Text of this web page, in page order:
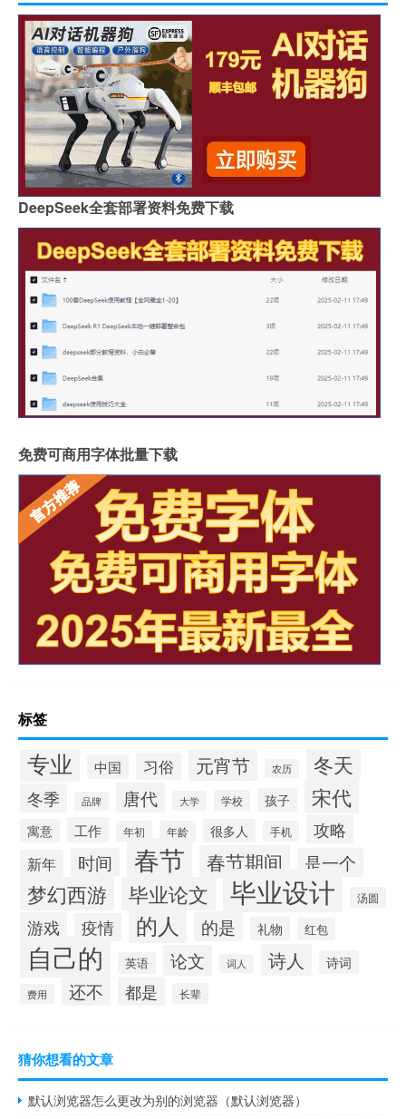
DeepSeek全套部署资料免费下载
免费可商用字体批量下载
标签
专业 中国 习俗 元宵节 农历 冬天
冬季 品牌 唐代 大学 学校 孩子 宋代
寓意 工作 年初 年龄 很多人 手机 攻略
新年 时间 春节 春节期间 是一个
梦幻西游 毕业论文 毕业设计 汤圆
游戏 疫情 的人 的是 礼物 红包
自己的 英语 论文 词人 诗人 诗词
费用 还不 都是 长辈
猜你想看的文章
默认浏览器怎么更改为别的浏览器（默认浏览器）